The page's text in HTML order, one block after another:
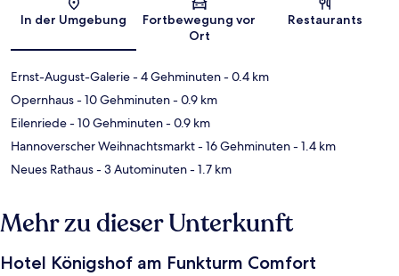
Karte
In der Umgebung
Fortbewegung vor
Ort
Restaurants
Ernst-August-Galerie- 4 Gehminuten- 0.4 km
Opernhaus- 10 Gehminuten- 0.9 km
Eilenriede- 10 Gehminuten- 0.9 km
Hannoverscher Weihnachtsmarkt- 16 Gehminuten- 1.4 km
Neues Rathaus- 3 Autominuten- 1.7 km
Mehr zu dieser Unterkunft
Hotel Königshof am Funkturm Comfort